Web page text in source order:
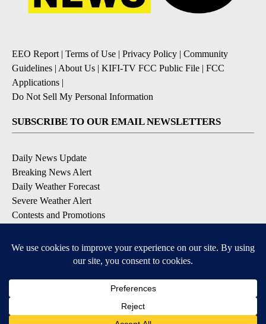
EEO Report | Terms of Use | Privacy Policy | Community
Guidelines | About Us | KIFI-TV FCC Public File | FCC
Applications |
Do Not Sell My Personal Information
SUBSCRIBE TO OUR EMAIL NEWSLETTERS
Daily News Update
Breaking News Alert
Daily Weather Forecast
Severe Weather Alert
Contests and Promotions